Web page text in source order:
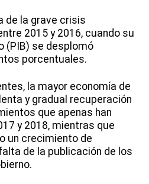
de la grave crisis
2015 y 2016, cuando su
(PIB) se desplomó
porcentuales.
la mayor economía de
y gradual recuperación
que apenas han
y 2018, mientras que
un crecimiento de
de la publicación de los